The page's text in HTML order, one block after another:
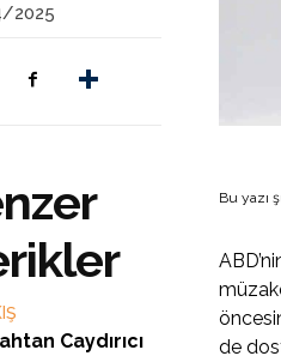
2025
Caydırıcı
Bu yazı
de